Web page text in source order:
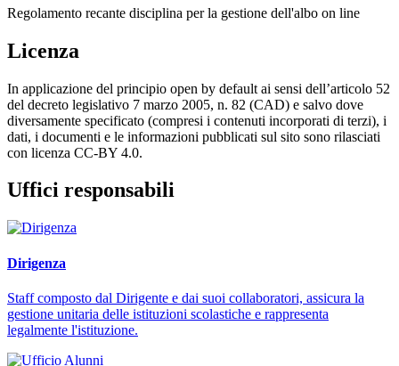
Regolamento recante disciplina per la gestione dell'albo on line
Licenza
In applicazione del principio open by default ai sensi dell’articolo 52
del decreto legislativo 7 marzo 2005, n. 82 (CAD) e salvo dove
diversamente specificato (compresi i contenuti incorporati di terzi), i
dati, i documenti e le informazioni pubblicati sul sito sono rilasciati
con licenza CC-BY 4.0.
Uffici responsabili
Dirigenza
Staff composto dal Dirigente e dai suoi collaboratori, assicura la
gestione unitaria delle istituzioni scolastiche e rappresenta
legalmente l'istituzione.